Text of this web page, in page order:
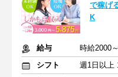
で稼げ
K
給与
時給2000
シフト
週1日以上